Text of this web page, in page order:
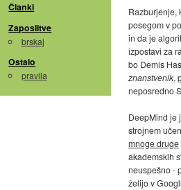
Članki
Zaposlitve
brskaj
Ostalo
pravila
Razburjenje,
posegom v
in da je
izpostavi za
bo Demis
znanstvenik,
neposredno
DeepMind je
strojnem
mnoge druge
akademskih
neuspešno -
želijo v